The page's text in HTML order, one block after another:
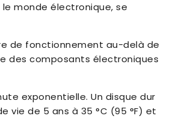
monde électronique, se
de fonctionnement au-delà de
des composants électroniques
exponentielle. Un disque dur
vie de 5 ans à 35 °C (95 °F) et